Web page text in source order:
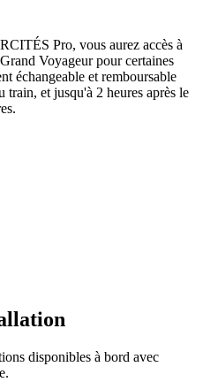
Pro, vous aurez accès à
Voyageur pour certaines
échangeable et remboursable
train, et jusqu'à 2 heures après le
disponibles à bord avec